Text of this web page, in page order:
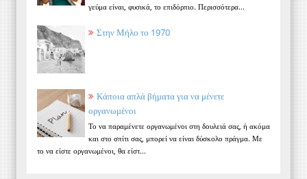
γεύμα είναι, φυσικά, το επιδόρπιο. Περισσότερα...
Στην Μήλο το 1970
Κάποια απλά βήματα για να μένετε
οργανωμένοι
Το να παραμένετε οργανωμένοι στη δουλειά σας, ή ακόμα
και στο σπίτι σας, μπορεί να είναι δύσκολο πράγμα. Με
το να είστε οργανωμένοι, θα είστ...